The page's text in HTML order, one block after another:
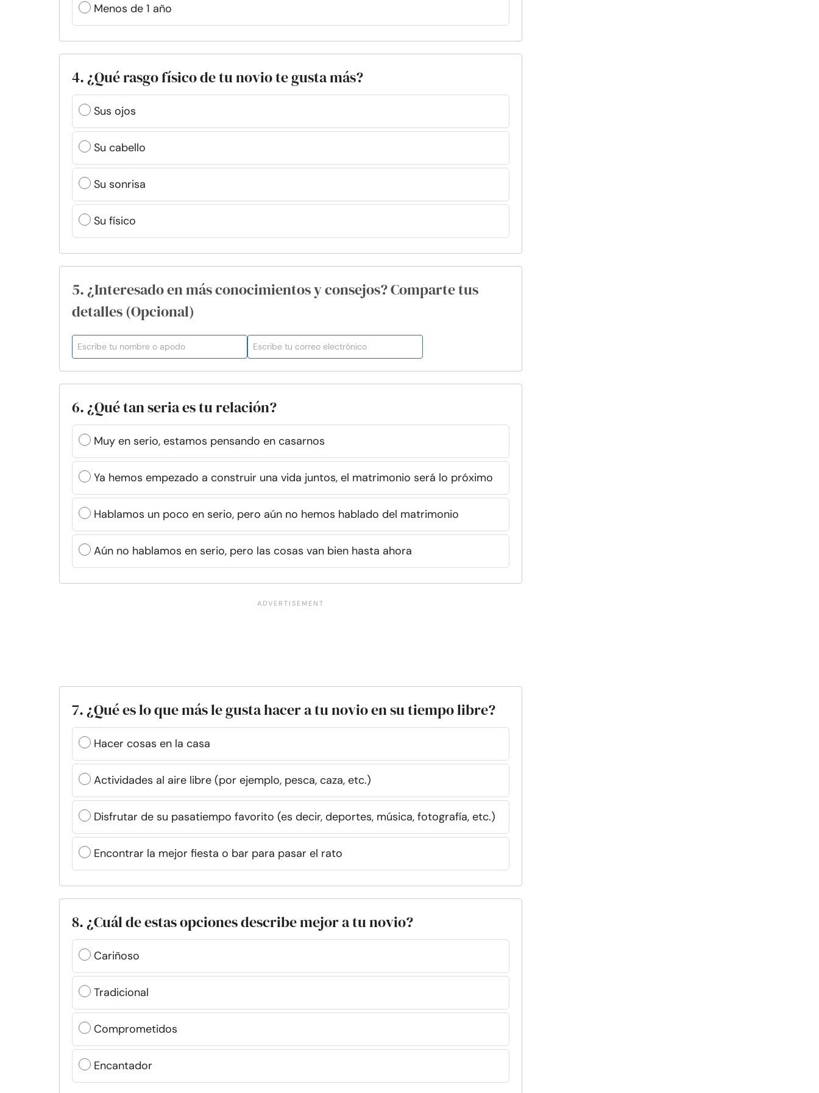
Menos de 1 año
4. ¿Qué rasgo físico de tu novio te gusta más?
Sus ojos
Su cabello
Su sonrisa
Su físico
5. ¿Interesado en más conocimientos y consejos? Comparte tus
detalles (Opcional)
6. ¿Qué tan seria es tu relación?
Muy en serio, estamos pensando en casarnos
Ya hemos empezado a construir una vida juntos, el matrimonio será lo próximo
Hablamos un poco en serio, pero aún no hemos hablado del matrimonio
Aún no hablamos en serio, pero las cosas van bien hasta ahora
7. ¿Qué es lo que más le gusta hacer a tu novio en su tiempo libre?
Hacer cosas en la casa
Actividades al aire libre (por ejemplo, pesca, caza, etc.)
Disfrutar de su pasatiempo favorito (es decir, deportes, música, fotografía, etc.)
Encontrar la mejor fiesta o bar para pasar el rato
8. ¿Cuál de estas opciones describe mejor a tu novio?
Cariñoso
Tradicional
Comprometidos
Encantador